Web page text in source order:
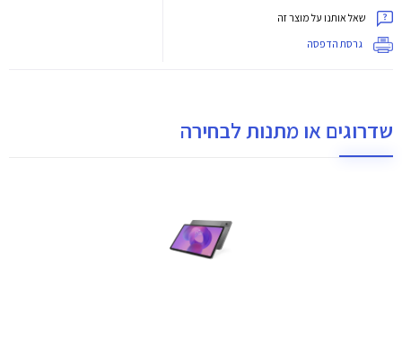
שאל אותנו על מוצר זה
גרסת הדפסה
שדרוגים או מתנות לבחירה